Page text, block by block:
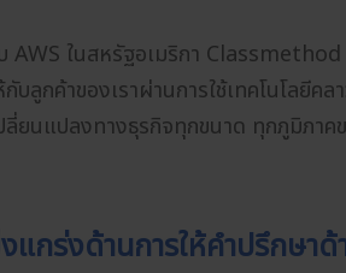
ในสหรัฐอเมริกา
บลูกค้าของเราผ่านการใช้เทคโนโลยี
ลี่ยนแปลงทางธุรกิจทุกขนาด ทุกภูมิ
แกร่งด้านการให้คำปรึกษา